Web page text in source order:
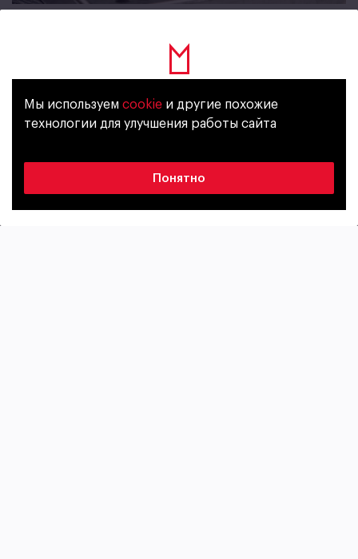
11 МАРТА, 2025
Знакомство с миром пива: с чего
начать?
Уже исполнилось 18 лет?
Мы используем cookie и другие похожие
технологии для улучшения работы сайта
Понятно